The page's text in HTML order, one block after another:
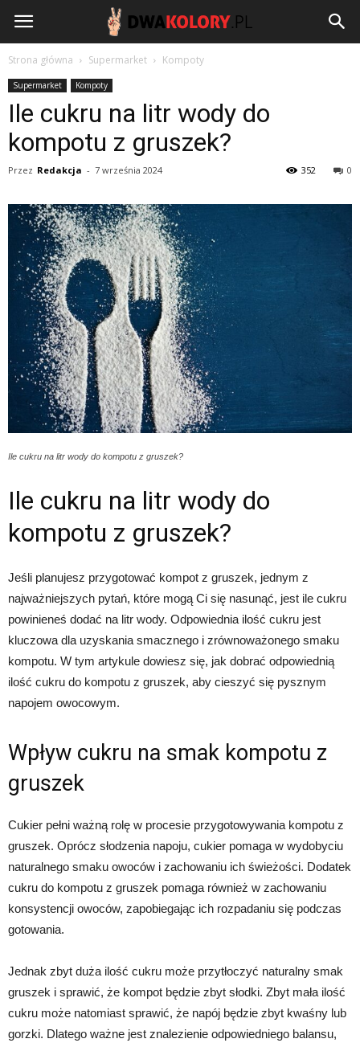
DwaKolory.pl
Strona główna Supermarket Kompoty
Supermarket Kompoty
Ile cukru na litr wody do
kompotu z gruszek?
Przez Redakcja - 7 września 2024 0
352
Ile cukru na litr wody do kompotu z gruszek?
Ile cukru na litr wody do
kompotu z gruszek?
Jeśli planujesz przygotować kompot z gruszek, jednym z
najważniejszych pytań, które mogą Ci się nasunąć, jest ile cukru
powinieneś dodać na litr wody. Odpowiednia ilość cukru jest
kluczowa dla uzyskania smacznego i zrównoważonego smaku
kompotu. W tym artykule dowiesz się, jak dobrać odpowiednią
ilość cukru do kompotu z gruszek, aby cieszyć się pysznym
napojem owocowym.
Wpływ cukru na smak kompotu z
gruszek
Cukier pełni ważną rolę w procesie przygotowywania kompotu z
gruszek. Oprócz słodzenia napoju, cukier pomaga w wydobyciu
naturalnego smaku owoców i zachowaniu ich świeżości. Dodatek
cukru do kompotu z gruszek pomaga również w zachowaniu
konsystencji owoców, zapobiegając ich rozpadaniu się podczas
gotowania.
Jednak zbyt duża ilość cukru może przytłoczyć naturalny smak
gruszek i sprawić, że kompot będzie zbyt słodki. Zbyt mała ilość
cukru może natomiast sprawić, że napój będzie zbyt kwaśny lub
gorzki. Dlatego ważne jest znalezienie odpowiedniego balansu,